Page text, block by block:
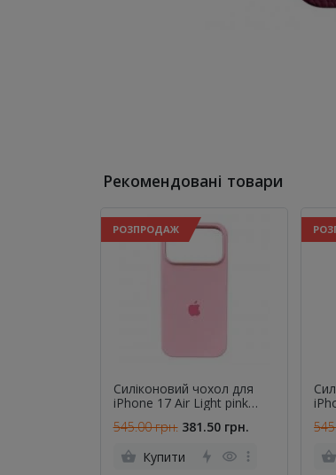
Рекомендовані товари
РОЗПРОДАЖ
Cиліконовий чохол для
iPhone 17 Air Light pink
545.00 грн. 381.50 грн.
Купити